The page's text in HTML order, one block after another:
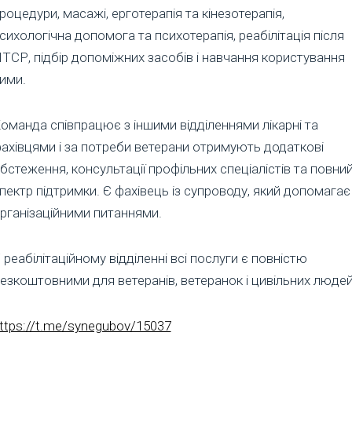
масажі, ерготерапія та кінезотерапія,
допомога та психотерапія, реабілітація після
підбір допоміжних засобів і навчання користування
співпрацює з іншими відділеннями лікарні та
і за потреби ветерани отримують додаткові
консультації профільних спеціалістів та
підтримки. Є фахівець із супроводу, який допомагає
питаннями.
відділенні всі послуги є повністю
для ветеранів, ветеранок і цивільних
t.me/synegubov/15037